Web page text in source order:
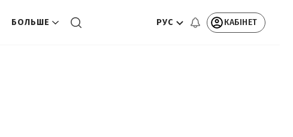
БОЛЬШЕ РУС КАБІНЕТ